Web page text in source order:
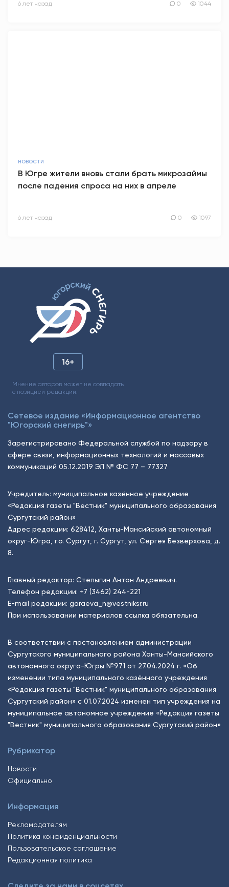
6 лет назад 0 1044
НОВОСТИ
В Югре жители вновь стали брать микрозаймы
после падения спроса на них в апреле
6 лет назад 0 1097
16+
Мнение авторов может не совпадать
с позицией редакции.
Сетевое издание «Информационное агентство
"Югорский снегирь"»
Зарегистрировано Федеральной службой по надзору в
сфере связи, информационных технологий и массовых
коммуникаций 05.12.2019 ЭЛ № ФС 77 – 77327
Учредитель: муниципальное казённое учреждение
«Редакция газеты "Вестник" муниципального образования
Сургутский район»
Адрес редакции: 628412, Ханты-Мансийский автономный
округ-Югра, г.о. Сургут, г. Сургут, ул. Сергея Безверхова, д.
8.
Главный редактор: Степыгин Антон Андреевич.
Телефон редакции: +7 (3462) 244-221
E-mail редакции: garaeva_n@vestniksr.ru
При использовании материалов ссылка обязательна.
В соответствии с постановлением администрации
Сургутского муниципального района Ханты-Мансийского
автономного округа-Югры №971 от 27.04.2024 г. «Об
изменении типа муниципального казённого учреждения
«Редакция газеты "Вестник" муниципального образования
Сургутский район» с 01.07.2024 изменен тип учреждения на
муниципальное автономное учреждение «Редакция газеты
"Вестник" муниципального образования Сургутский район»
Рубрикатор
Новости
Официально
Информация
Рекламодателям
Политика конфиденциальности
Пользовательское соглашение
Редакционная политика